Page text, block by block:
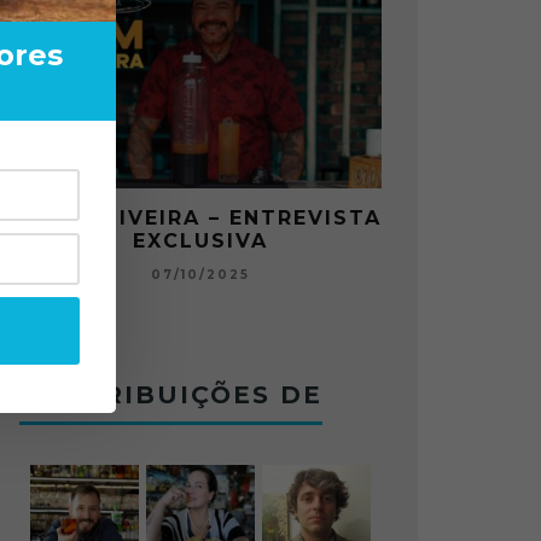
– ENTREVISTA
O ABRE DO BAR #11
CHARLES BETONEIRA
CONTRIBUIÇÕES DE